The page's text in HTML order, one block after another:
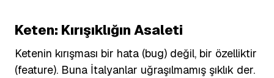
Keten: Kırışıklığın Asaleti
Ketenin kırışması bir hata (bug) değil, bir özelliktir
(feature). Buna İtalyanlar uğraşılmamış şıklık der.